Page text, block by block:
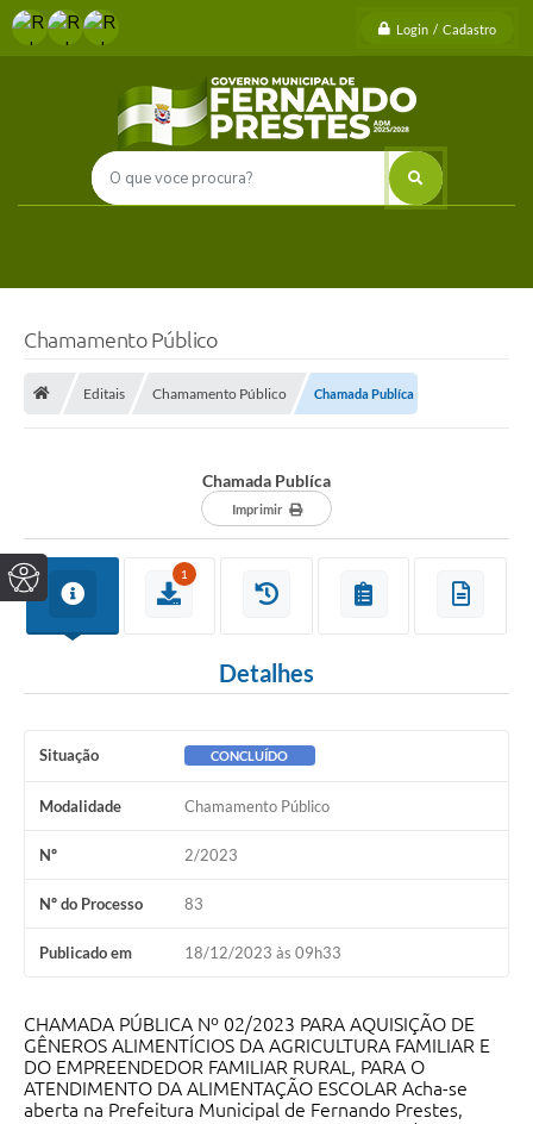
Login / Cadastro
Chamamento Público
Editais Chamamento Público Chamada Publíca
Chamada Publíca
Imprimir
1
Detalhes
Situação CONCLUÍDO
Modalidade Chamamento Público
Nº 2/2023
Nº do Processo 83
Publicado em 18/12/2023 às 09h33
CHAMADA PÚBLICA Nº 02/2023 PARA AQUISIÇÃO DE
GÊNEROS ALIMENTÍCIOS DA AGRICULTURA FAMILIAR E
DO EMPREENDEDOR FAMILIAR RURAL, PARA O
ATENDIMENTO DA ALIMENTAÇÃO ESCOLAR Acha-se
aberta na Prefeitura Municipal de Fernando Prestes,